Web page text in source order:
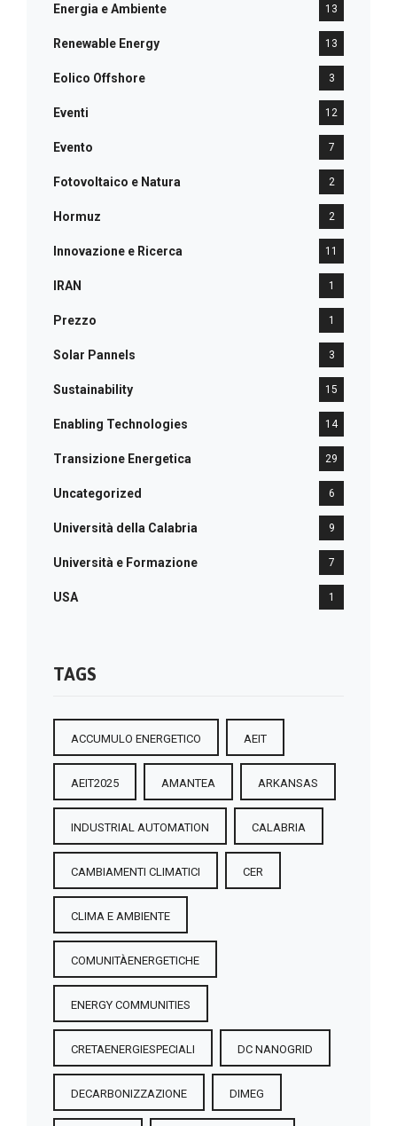
Energia e Ambiente 13
Renewable Energy 13
Eolico Offshore 3
Eventi 12
Evento 7
Fotovoltaico e Natura 2
Hormuz 2
Innovazione e Ricerca 11
IRAN 1
Prezzo 1
Solar Pannels 3
Sustainability 15
Enabling Technologies 14
Transizione Energetica 29
Uncategorized 6
Università della Calabria 9
Università e Formazione 7
USA 1
TAGS
ACCUMULO ENERGETICO AEIT
AEIT2025 AMANTEA ARKANSAS
INDUSTRIAL AUTOMATION CALABRIA
CAMBIAMENTI CLIMATICI CER
CLIMA E AMBIENTE
COMUNITÀENERGETICHE
ENERGY COMMUNITIES
CRETAENERGIESPECIALI DC NANOGRID
DECARBONIZZAZIONE DIMEG